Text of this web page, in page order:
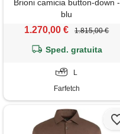
Brioni camicia button-down -
blu
1.270,00 € 1.815,00 €
Sped. gratuita
L
Farfetch